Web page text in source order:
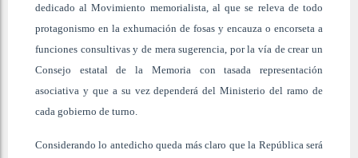
dedicado al Movimiento memorialista, al que se releva de todo
protagonismo en la exhumación de fosas y encauza o encorseta a
funciones consultivas y de mera sugerencia, por la vía de crear un
Consejo estatal de la Memoria con tasada representación
asociativa y que a su vez dependerá del Ministerio del ramo de
cada gobierno de turno.
Considerando lo antedicho queda más claro que la República será